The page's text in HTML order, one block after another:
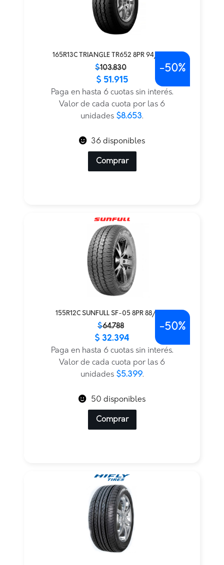
165R13C TRIANGLE TR652 8PR 94/93Q
$103.830
original
actual
$ 51.915
Paga en hasta 6 cuotas sin interés.
Valor de cada cuota por las 6
unidades $8.653.
-50%
36 disponibles
Comprar
155R12C SUNFULL SF-05 8PR 88/86Q
$64.788
original
actual
$ 32.394
Paga en hasta 6 cuotas sin interés.
Valor de cada cuota por las 6
unidades $5.399.
-50%
50 disponibles
Comprar